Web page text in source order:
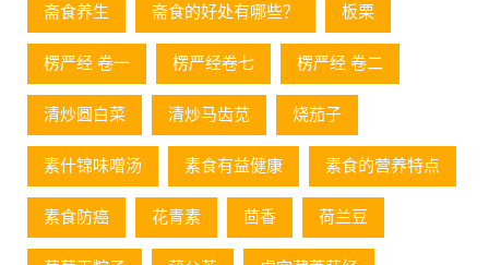
斋食养生 斋食的好处有哪些？ 板栗
楞严经 卷一 楞严经卷七 楞严经 卷二
清炒圆白菜 清炒马齿苋 烧茄子
素什锦味噌汤 素食有益健康 素食的营养特点
素食防癌 花青素 茴香 荷兰豆